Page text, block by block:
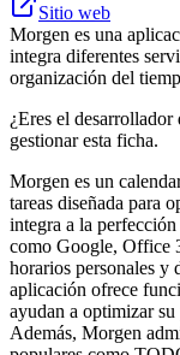
Sitio web
Morgen es una
integra diferentes
organización del
¿Eres el desarrollador
gestionar esta ficha.
Morgen es un
tareas diseñada para
integra a la
como Google, Office
horarios personales y
aplicación ofrece
ayudan a optimizar
Además, Morgen